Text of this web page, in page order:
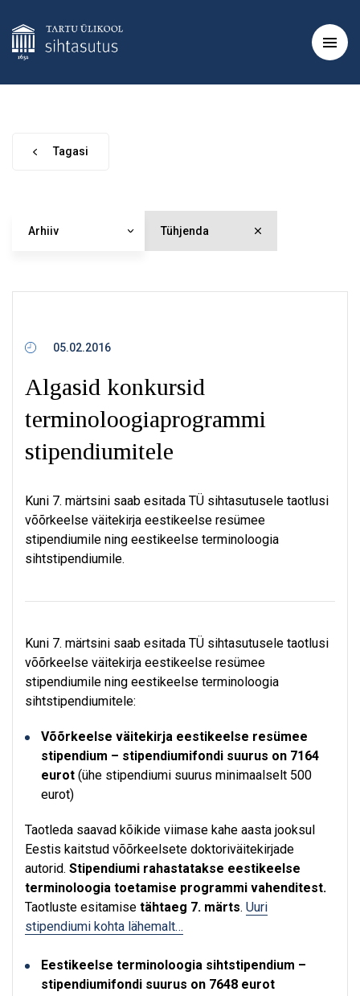
Tagasi
Arhiiv Tühjenda
05.02.2016
Algasid konkursid
terminoloogiaprogrammi
stipendiumitele
Kuni 7. märtsini saab esitada TÜ sihtasutusele taotlusi
võõrkeelse väitekirja eestikeelse resümee
stipendiumile ning eestikeelse terminoloogia
sihtstipendiumile.
Kuni 7. märtsini saab esitada TÜ sihtasutusele taotlusi
võõrkeelse väitekirja eestikeelse resümee
stipendiumile ning eestikeelse terminoloogia
sihtstipendiumitele:
Võõrkeelse väitekirja eestikeelse resümee
stipendium – stipendiumifondi suurus on 7164
eurot (ühe stipendiumi suurus minimaalselt 500
eurot)
Taotleda saavad kõikide viimase kahe aasta jooksul
Eestis kaitstud võõrkeelsete doktoriväitekirjade
autorid. Stipendiumi rahastatakse eestikeelse
terminoloogia toetamise programmi vahenditest.
Taotluste esitamise tähtaeg 7. märts. Uuri
stipendiumi kohta lähemalt…
Eestikeelse terminoloogia sihtstipendium –
stipendiumifondi suurus on 7648 eurot